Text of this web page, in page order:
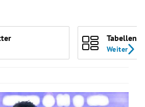
Tabellen
Weiter